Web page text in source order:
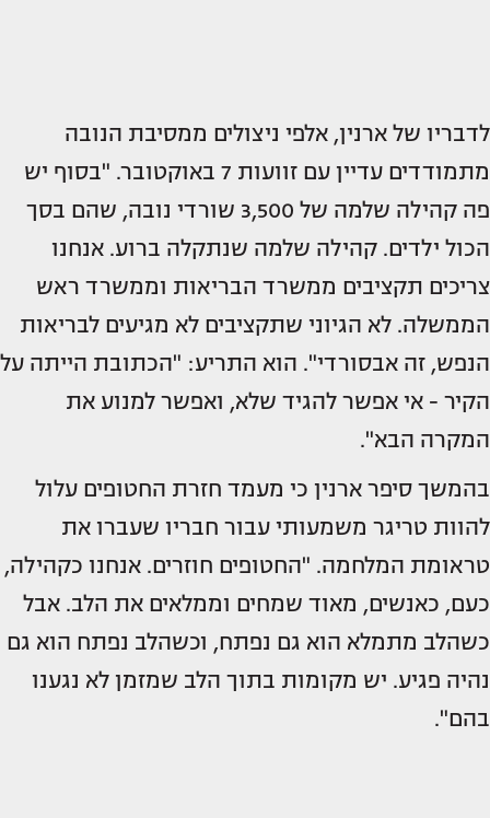
לדבריו של ארנין, אלפי ניצולים ממסיבת הנובה
מתמודדים עדיין עם זוועות 7 באוקטובר. "בסוף יש
פה קהילה שלמה של 3,500 שורדי נובה, שהם בסך
הכול ילדים. קהילה שלמה שנתקלה ברוע. אנחנו
צריכים תקציבים ממשרד הבריאות וממשרד ראש
הממשלה. לא הגיוני שתקציבים לא מגיעים לבריאות
הנפש, זה אבסורדי". הוא התריע: "הכתובת הייתה על
הקיר - אי אפשר להגיד שלא, ואפשר למנוע את
המקרה הבא".
בהמשך סיפר ארנין כי מעמד חזרת החטופים עלול
להוות טריגר משמעותי עבור חבריו שעברו את
טראומת המלחמה. "החטופים חוזרים. אנחנו כקהילה,
כעם, כאנשים, מאוד שמחים וממלאים את הלב. אבל
כשהלב מתמלא הוא גם נפתח, וכשהלב נפתח הוא גם
נהיה פגיע. יש מקומות בתוך הלב שמזמן לא נגענו
בהם".